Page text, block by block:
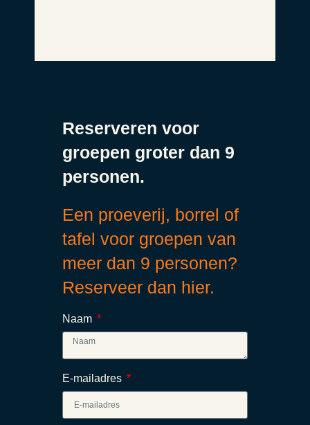
Reserveren voor
groepen groter dan 9
personen.
Een proeverij, borrel of
tafel voor groepen van
meer dan 9 personen?
Reserveer dan hier.
Naam
E-mailadres